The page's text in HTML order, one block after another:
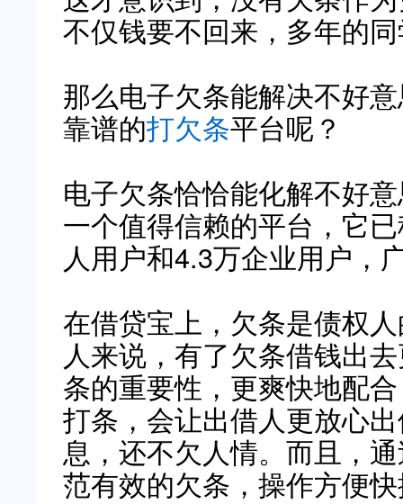
不仅钱要不回来，多年的
那么电子欠条能解决不好
靠谱的打欠条平台呢？
电子欠条恰恰能化解不好
一个值得信赖的平台，它
人用户和4.3万企业用户，
在借贷宝上，欠条是债权
人来说，有了欠条借钱出
条的重要性，更爽快地配
打条，会让出借人更放心
息，还不欠人情。而且，
范有效的欠条，操作方便